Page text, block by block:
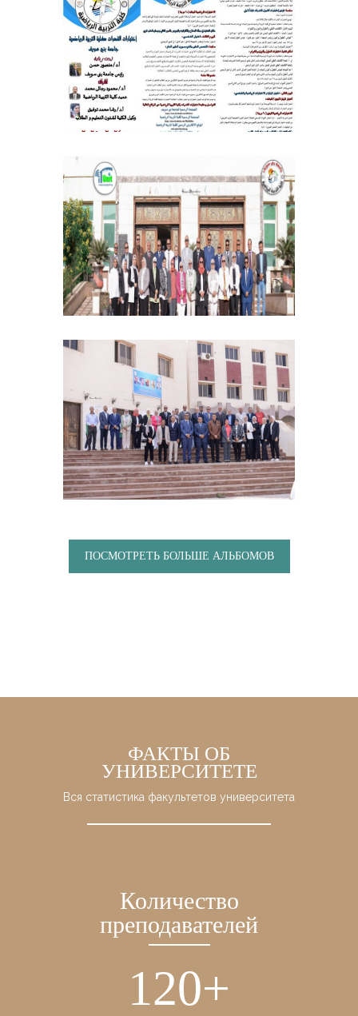
ПОСМОТРЕТЬ БОЛЬШЕ АЛЬБОМОВ
ФАКТЫ ОБ
УНИВЕРСИТЕТЕ
Вся статистика факультетов университета
Количество
преподавателей
141+